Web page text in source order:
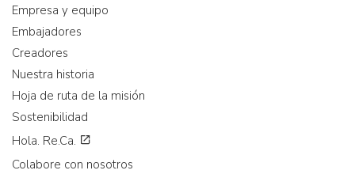
Empresa y equipo
Embajadores
Creadores
Nuestra historia
Hoja de ruta de la misión
Sostenibilidad
Hola. Re.Ca.
Colabore con nosotros